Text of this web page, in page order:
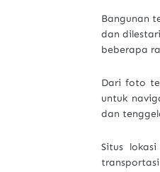
Bangunan
dan
beberapa
Dari foto
untuk
dan
Situs